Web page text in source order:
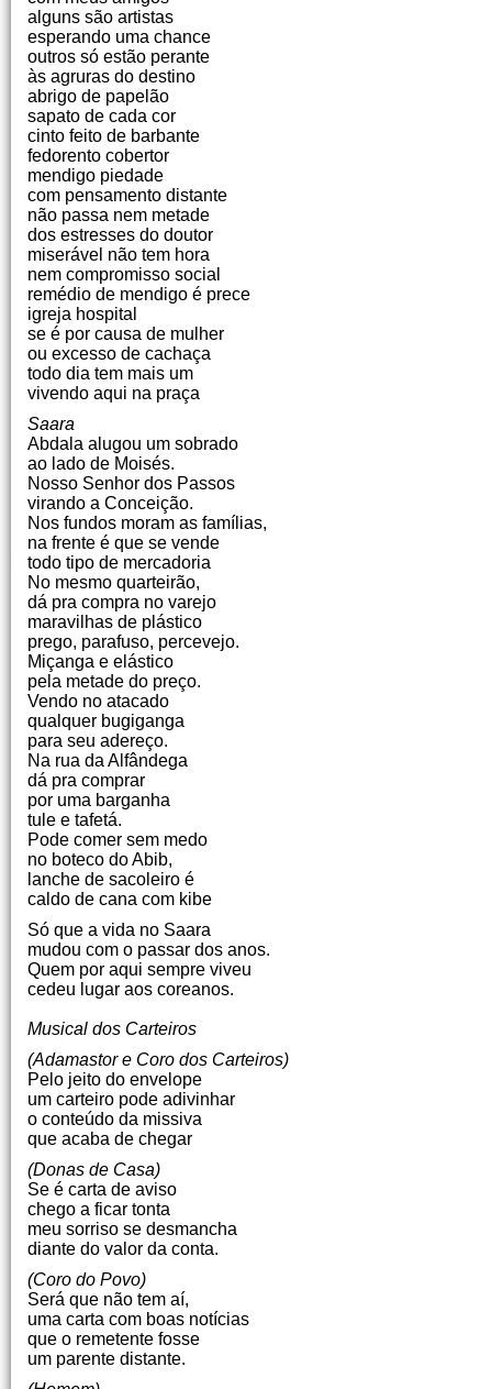
alguns são artistas
esperando uma chance
outros só estão perante
às agruras do destino
abrigo de papelão
sapato de cada cor
cinto feito de barbante
fedorento cobertor
mendigo piedade
com pensamento distante
não passa nem metade
dos estresses do doutor
miserável não tem hora
nem compromisso social
remédio de mendigo é prece
igreja hospital
se é por causa de mulher
ou excesso de cachaça
todo dia tem mais um
vivendo aqui na praça
Saara
Abdala alugou um sobrado
ao lado de Moisés.
Nosso Senhor dos Passos
virando a Conceição.
Nos fundos moram as famílias,
na frente é que se vende
todo tipo de mercadoria
No mesmo quarteirão,
dá pra compra no varejo
maravilhas de plástico
prego, parafuso, percevejo.
Miçanga e elástico
pela metade do preço.
Vendo no atacado
qualquer bugiganga
para seu adereço.
Na rua da Alfândega
dá pra comprar
por uma barganha
tule e tafetá.
Pode comer sem medo
no boteco do Abib,
lanche de sacoleiro é
caldo de cana com kibe
Só que a vida no Saara
mudou com o passar dos anos.
Quem por aqui sempre viveu
cedeu lugar aos coreanos.
Musical dos Carteiros
(Adamastor e Coro dos Carteiros)
Pelo jeito do envelope
um carteiro pode adivinhar
o conteúdo da missiva
que acaba de chegar
(Donas de Casa)
Se é carta de aviso
chego a ficar tonta
meu sorriso se desmancha
diante do valor da conta.
(Coro do Povo)
Será que não tem aí,
uma carta com boas notícias
que o remetente fosse
um parente distante.